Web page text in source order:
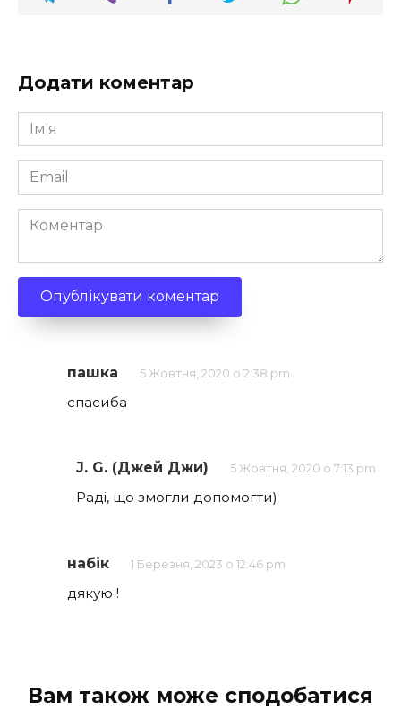
Додати коментар
Ім'я
*
Email
*
Коментар
пашка 5 Жовтня, 2020 о 2:38 pm
спасиба
J. G. (Джей Джи) 5 Жовтня, 2020 о 7:13 pm
Раді, що змогли допомогти)
набік 1 Березня, 2023 о 12:46 pm
дякую !
Вам також може сподобатися